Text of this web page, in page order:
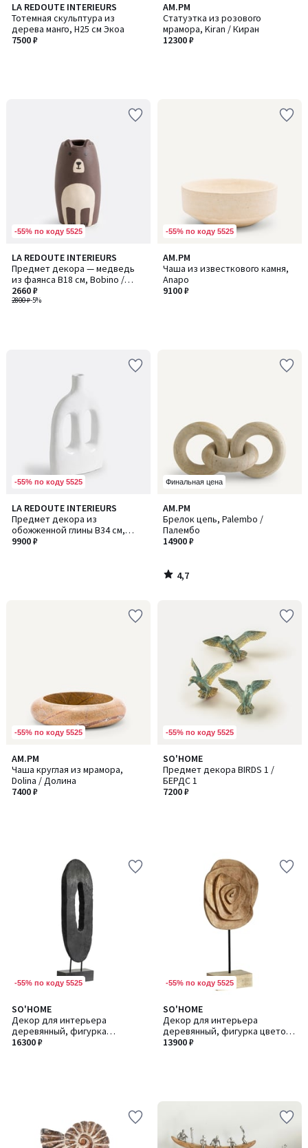
LA REDOUTE INTERIEURS
Тотемная скульптура из
дерева манго, H25 см Экоа
7500 ₽
AM.PM
Статуэтка из розового
мрамора, Kiran / Киран
12300 ₽
-55% по коду 5525
LA REDOUTE INTERIEURS
Предмет декора — медведь
из фаянса В18 см, Bobino /
Бобино
2800 ₽-5%
2660 ₽
-55% по коду 5525
AM.PM
Чаша из известкового камня,
Anapo
9100 ₽
-55% по коду 5525
LA REDOUTE INTERIEURS
Предмет декора из
обожженной глины В34 см,
Makero / Макеро
9900 ₽
Финальная цена
AM.PM
Брелок цепь, Palembo /
Палембо
14900 ₽
4,7
/ 5
4,7
/
-55% по коду 5525
AM.PM
Чаша круглая из мрамора,
Dolina / Долина
7400 ₽
-55% по коду 5525
SO'HOME
Предмет декора BIRDS 1 /
БЕРДС 1
7200 ₽
-55% по коду 5525
SO'HOME
Декор для интерьера
деревянный, фигурка
абстракция из манго
16300 ₽
-55% по коду 5525
SO'HOME
Декор для интерьера
деревянный, фигурка цветок
из манго
13900 ₽